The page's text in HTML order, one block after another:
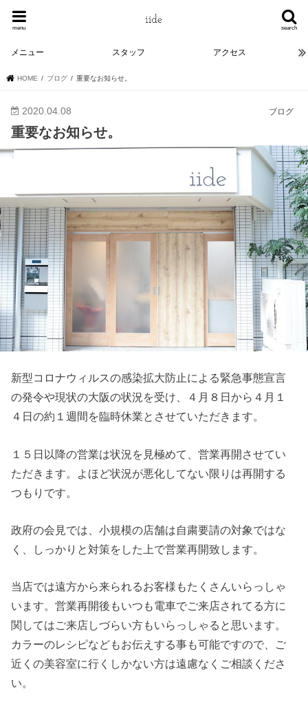
search
menu
メニュー スタッフ アクセス
HOME ブログ 重要なお知らせ。
ブログ
2020.04.08
重要なお知らせ。
新型コロナウィルスの感染拡大防止による緊急事態宣言
の発令や現状の大阪の状況を受け、４月８日から４月１
４日の約１週間を臨時休業とさせていただきます。
１５日以降の営業は状況を見極めて、営業再開させてい
ただきます。よほど状況が悪化してない限りは再開する
つもりです。
政府の会見では、小規模の店舗は自粛要請の対象ではな
く、しっかりと対策をした上で営業再開致します。
当店では遠方から来られるお客様もたくさんいらっしゃ
います。営業再開後もいつも電車でご来店されてる方に
関してはご来店しづらい方もいらっしゃると思います。
カラーのレシピなどもお伝えする事も可能ですので、ご
近くの美容室に行くしかない方は遠慮なくご相談くださ
い。